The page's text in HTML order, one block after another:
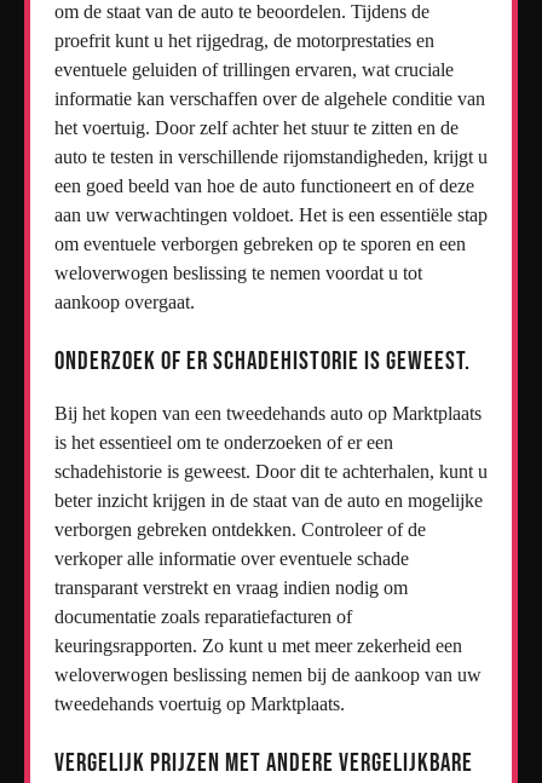
om de staat van de auto te beoordelen. Tijdens de
proefrit kunt u het rijgedrag, de motorprestaties en
eventuele geluiden of trillingen ervaren, wat cruciale
informatie kan verschaffen over de algehele conditie van
het voertuig. Door zelf achter het stuur te zitten en de
auto te testen in verschillende rijomstandigheden, krijgt u
een goed beeld van hoe de auto functioneert en of deze
aan uw verwachtingen voldoet. Het is een essentiële stap
om eventuele verborgen gebreken op te sporen en een
weloverwogen beslissing te nemen voordat u tot
aankoop overgaat.
Onderzoek of er schadehistorie is geweest.
Bij het kopen van een tweedehands auto op Marktplaats
is het essentieel om te onderzoeken of er een
schadehistorie is geweest. Door dit te achterhalen, kunt u
beter inzicht krijgen in de staat van de auto en mogelijke
verborgen gebreken ontdekken. Controleer of de
verkoper alle informatie over eventuele schade
transparant verstrekt en vraag indien nodig om
documentatie zoals reparatiefacturen of
keuringsrapporten. Zo kunt u met meer zekerheid een
weloverwogen beslissing nemen bij de aankoop van uw
tweedehands voertuig op Marktplaats.
Vergelijk prijzen met andere vergelijkbare